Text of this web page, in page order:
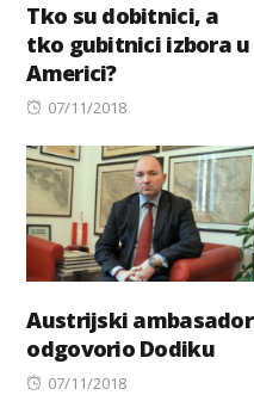
Tko su dobitnici, a
tko gubitnici izbora u
Americi?
Posted
07/11/2018
Austrijski ambasador
odgovorio Dodiku
Posted
07/11/2018